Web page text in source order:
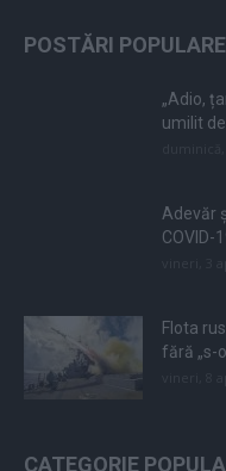
POSTĂRI POPULARE
„Adio,
umilit
Adevăr
COVID-
Flota
fără „s-
CATEGORIE